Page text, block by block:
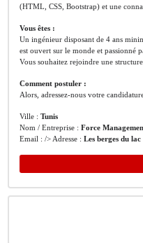
(HTML, CSS, Bootstrap) et une
Vous êtes :
Un ingénieur disposant de 4 ans
est ouvert sur le monde et passionné
Vous souhaitez rejoindre une
Comment postuler :
Alors, adressez-nous votre
Ville : Tunis
Nom / Entreprise : Force
Email : /> Adresse : Les berges du lac